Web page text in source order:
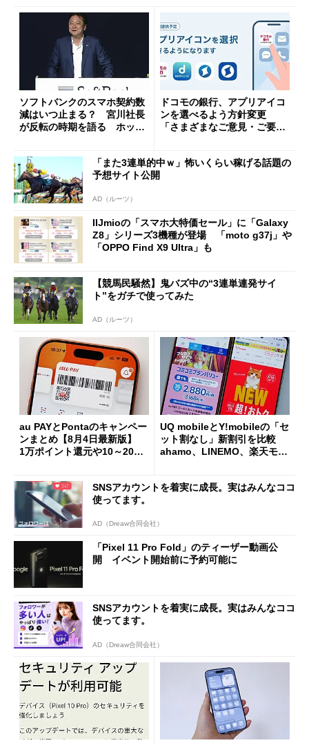
ソフトバンクのスマホ契約数
減はいつ止まる？ 宮川社長
が反転の時期を語る ホッピ
ドコモの銀行、アプリアイコ
ンを選べるよう方針変更
「さまざまなご意見・ご要望
「また3連単的中ｗ」怖いくらい稼げる話題の
予想サイト公開
AD（ルーツ）
IIJmioの「スマホ大特価セール」に「Galaxy
Z8」シリーズ3機種が登場 「moto g37j」や
「OPPO Find X9 Ultra」も
【競馬民騒然】鬼バズ中の“3連単連発サイ
ト”をガチで使ってみた
AD（ルーツ）
au PAYとPontaのキャンペー
ンまとめ【8月4日最新版】
1万ポイント還元や10～20％
UQ mobileとY!mobileの「セ
ット割なし」新割引を比較
ahamo、LINEMO、楽天モバ
SNSアカウントを着実に成長。実はみんなココ
使ってます。
AD（Dreaw合同会社）
「Pixel 11 Pro Fold」のティーザー動画公
開 イベント開始前に予約可能に
SNSアカウントを着実に成長。実はみんなココ
使ってます。
AD（Dreaw合同会社）